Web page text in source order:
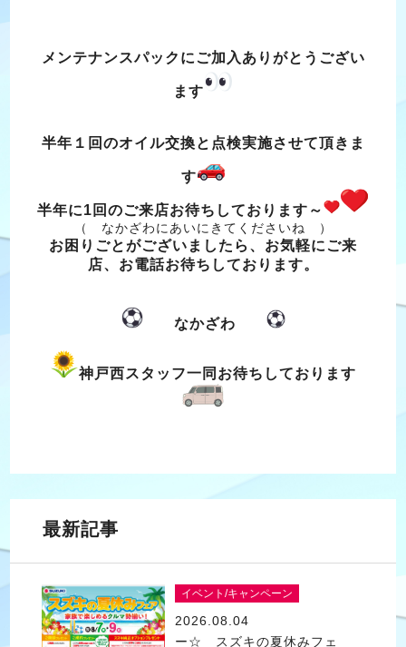
メンテナンスパックにご加入ありがとうござい
ます
半年１回のオイル交換と点検実施させて頂きま
す
半年に1回のご来店お待ちしております～
（ なかざわにあいにきてくださいね ）
お困りごとがございましたら、お気軽にご来
店、お電話お待ちしております。
なかざわ
神戸西スタッフ一同お待ちしております
最新記事
イベント/キャンペーン
2026.08.04
ー☆ スズキの夏休みフェ